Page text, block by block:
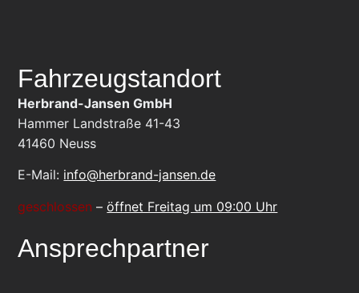
Fahrzeugstandort
Herbrand-Jansen GmbH
Hammer Landstraße 41-43
41460 Neuss
E-Mail: info@herbrand-jansen.de
geschlossen –öffnet Freitag um 09:00 Uhr
Ansprechpartner